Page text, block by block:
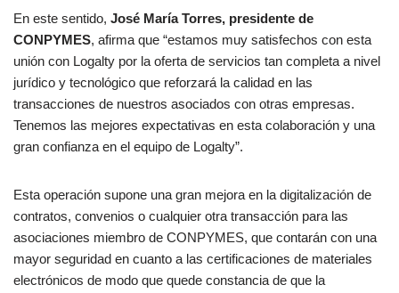
En este sentido, José María Torres, presidente de
CONPYMES, afirma que “estamos muy satisfechos con esta
unión con Logalty por la oferta de servicios tan completa a nivel
jurídico y tecnológico que reforzará la calidad en las
transacciones de nuestros asociados con otras empresas.
Tenemos las mejores expectativas en esta colaboración y una
gran confianza en el equipo de Logalty”.
Esta operación supone una gran mejora en la digitalización de
contratos, convenios o cualquier otra transacción para las
asociaciones miembro de CONPYMES, que contarán con una
mayor seguridad en cuanto a las certificaciones de materiales
electrónicos de modo que quede constancia de que la